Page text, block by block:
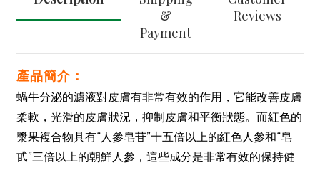
&
Payment
Reviews
產品簡介：
蝸牛分泌的濾液對皮膚有非常有效的作用，它能改善皮膚
柔軟，光滑的皮膚狀況，抑制皮膚和平衡狀態。而紅色的
漿果複合物具有“人參皂苷”十五倍以上的紅色人參和“皂
甙”三倍以上的朝鮮人參，這些成分是非常有效的保持健